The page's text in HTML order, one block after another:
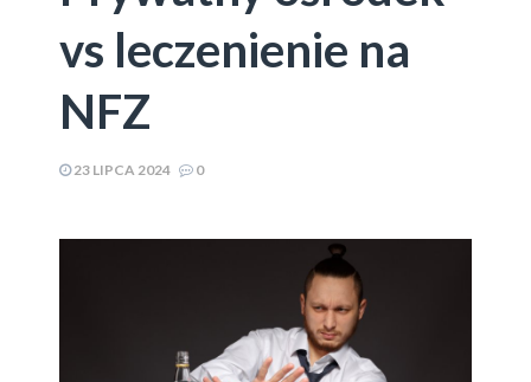
vs leczenienie na
NFZ
23 LIPCA 2024 0